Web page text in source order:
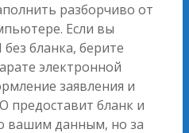
разборчиво от
Если вы
бланка, берите
электронной
заявления и
предоставит бланк и
вашим данным, но за